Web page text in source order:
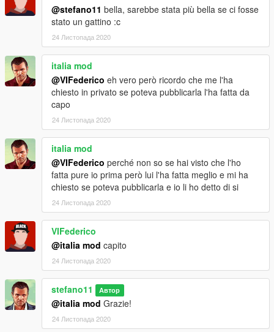
@stefano11 bella, sarebbe stata più bella se ci fosse
stato un gattino :c
24 Листопада 2020
italia mod
@VIFederico eh vero però ricordo che me l'ha
chiesto in privato se poteva pubblicarla l'ha fatta da
capo
24 Листопада 2020
italia mod
@VIFederico perché non so se hai visto che l'ho
fatta pure io prima però lui l'ha fatta meglio e mi ha
chiesto se poteva pubblicarla e io li ho detto di si
24 Листопада 2020
VIFederico
@italia mod capito
24 Листопада 2020
stefano11 Автор
@italia mod Grazie!
24 Листопада 2020